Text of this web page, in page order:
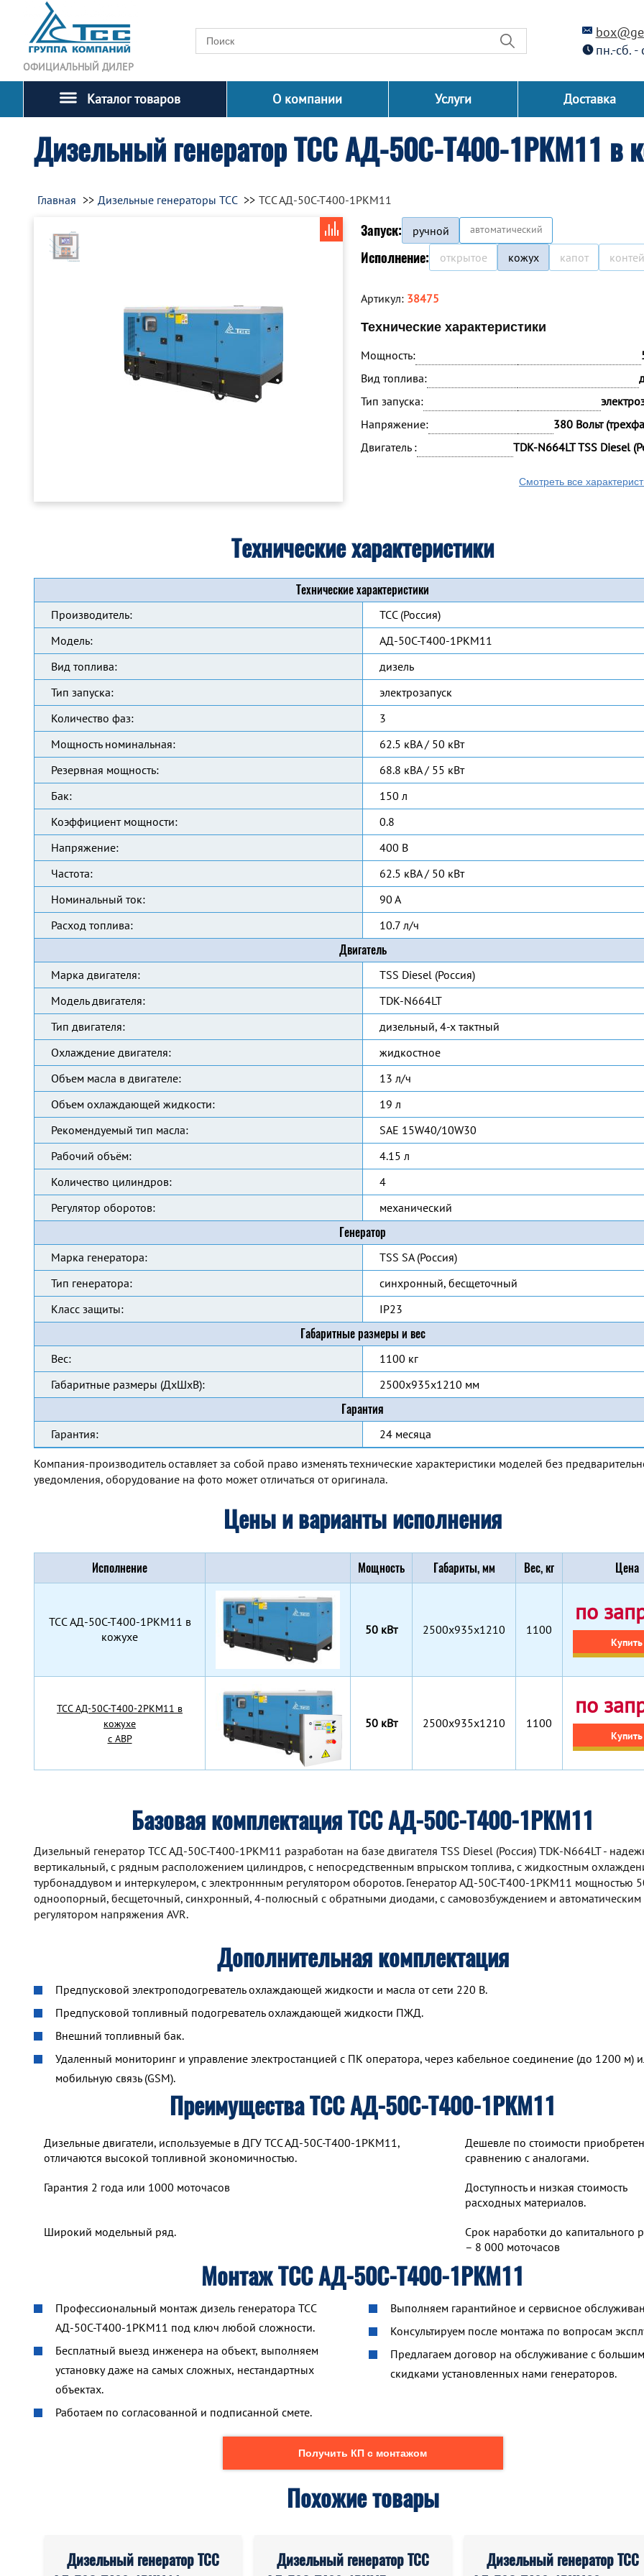
ОФИЦИАЛЬНЫЙ ДИЛЕР
пн.-сб.
Каталог товаров О компании Услуги Доставка
Дизельный генератор ТСС АД-50С-Т400-1РКМ11 в
Главная Дизельные генераторы ТСС ТСС АД-50С-Т400-1РКМ11
Запуск: ручной автоматический
Исполнение: открытое кожух капот
Артикул: 38475
Технические характеристики
Мощность:
Вид топлива:
Тип запуска:
Напряжение:
380 Вольт
Двигатель :
TDK-N664LT TSS Diesel
Смотреть все
Технические характеристики
Технические характеристики
Производитель:
ТСС (Россия)
Модель:
АД-50С-Т400-1РКМ11
Вид топлива:
дизель
Тип запуска:
электрозапуск
Количество фаз:
3
Мощность номинальная:
62.5 кВА / 50 кВт
Резервная мощность:
68.8 кВА / 55 кВт
Бак:
150 л
Коэффициент мощности:
0.8
Напряжение:
400 В
Частота:
62.5 кВА / 50 кВт
Номинальный ток:
90 А
Расход топлива:
10.7 л/ч
Двигатель
Марка двигателя:
TSS Diesel (Россия)
Модель двигателя:
TDK-N664LT
Тип двигателя:
дизельный, 4-х тактный
Охлаждение двигателя:
жидкостное
Объем масла в двигателе:
13 л/ч
Объем охлаждающей жидкости:
19 л
Рекомендуемый тип масла:
SAE 15W40/10W30
Рабочий объём:
4.15 л
Количество цилиндров:
4
Регулятор оборотов:
механический
Генератор
Марка генератора:
TSS SA (Россия)
Тип генератора:
синхронный, бесщеточный
Класс защиты:
IP23
Габаритные размеры и вес
Вес:
1100 кг
Габаритные размеры (ДхШхВ):
2500x935x1210 мм
Гарантия
Гарантия: 24 месяца
Компания-производитель оставляет за собой право изменять технические характеристики моделей без
уведомления, оборудование на фото может отличаться от оригинала.
Цены и варианты исполнения
Исполнение Мощность Габариты, мм Вес, кг Цена
TCC АД-50С-Т400-1РКМ11 в
кожухе
50 кВт 2500x935x1210 1100
по
Купить
TCC АД-50С-Т400-2РКМ11 в
кожухе
с АВР
50 кВт 2500x935x1210 1100
по
Купить
Базовая комплектация ТСС АД-50С-Т400-1РКМ11
Дизельный генератор TCC АД-50С-Т400-1РКМ11 разработан на базе двигателя TSS Diesel (Россия) TDK-N664LT -
вертикальный, с рядным расположением цилиндров, с непосредственным впрыском топлива, с жидкостным
турбонаддувом и интеркулером, с электроннным регулятором оборотов. Генератор АД-50С-Т400-1РКМ11 мощностью
одноопорный, бесщеточный, синхронный, 4-полюсный с обратными диодами, с самовозбуждением и автоматическим
регулятором напряжения AVR.
Дополнительная комплектация
Предпусковой электроподогреватель охлаждающей жидкости и масла от сети 220 В.
Предпусковой топливный подогреватель охлаждающей жидкости ПЖД.
Внешний топливный бак.
Удаленный мониторинг и управление электростанцией с ПК оператора, через кабельное соединение (до 1200 м)
мобильную связь (GSM).
Преимущества ТСС АД-50С-Т400-1РКМ11
Дизельные двигатели, используемые в ДГУ ТСС АД-50С-Т400-1РКМ11,
отличаются высокой топливной экономичностью.
Дешевле по стоимости
сравнению с аналогами.
Гарантия 2 года или 1000 моточасов
Доступность и низкая стоимость
расходных материалов.
Широкий модельный ряд.
Срок наработки до капитального
– 8 000 моточасов
Монтаж ТСС АД-50С-Т400-1РКМ11
Профессиональный монтаж дизель генератора ТСС
АД-50С-Т400-1РКМ11 под ключ любой сложности.
Бесплатный выезд инженера на объект, выполняем
установку даже на самых сложных, нестандартных
объектах.
Работаем по согласованной и подписанной смете.
Выполняем гарантийное и сервисное
Консультируем после монтажа по вопросам
Предлагаем договор на обслуживание с
скидками установленных нами генераторов.
Получить КП с монтажом
Похожие товары
Дизельный генератор ТСС
Дизельный генератор ТСС
Дизельный генератор ТСС